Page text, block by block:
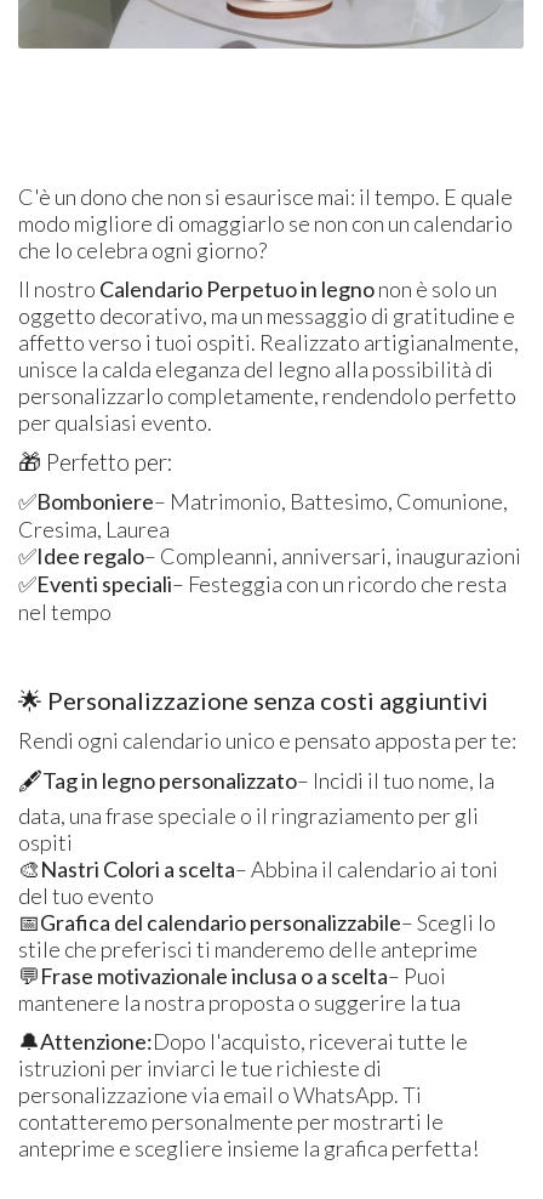
C'è un dono che non si esaurisce mai: il tempo. E quale
modo migliore di omaggiarlo se non con un calendario
che lo celebra ogni giorno?
Il nostro Calendario Perpetuo in legnonon è solo un
oggetto decorativo, ma un messaggio di gratitudine e
affetto verso i tuoi ospiti. Realizzato artigianalmente,
unisce la calda eleganza del legno alla possibilità di
personalizzarlo completamente, rendendolo perfetto
per qualsiasi evento.
🎁 Perfetto per:
✅Bomboniere– Matrimonio, Battesimo, Comunione,
Cresima, Laurea
✅Idee regalo– Compleanni, anniversari, inaugurazioni
✅Eventi speciali– Festeggia con un ricordo che resta
nel tempo
🌟 Personalizzazione senza costi aggiuntivi
Rendi ogni calendario unico e pensato apposta per te:
🖋️Tag in legno personalizzato– Incidi il tuo nome, la
data, una frase speciale o il ringraziamento per gli
ospiti
🎨Nastri Colori a scelta– Abbina il calendario ai toni
del tuo evento
📅Grafica del calendario personalizzabile– Scegli lo
stile che preferisci ti manderemo delle anteprime
💬Frase motivazionale inclusa o a scelta– Puoi
mantenere la nostra proposta o suggerire la tua
🔔Attenzione:Dopo l'acquisto, riceverai tutte le
istruzioni per inviarci le tue richieste di
personalizzazione via email o WhatsApp. Ti
contatteremo personalmente per mostrarti le
anteprime e scegliere insieme la grafica perfetta!